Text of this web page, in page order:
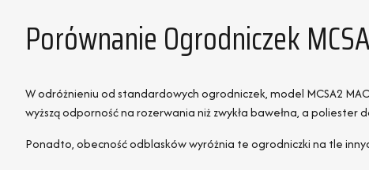
Porównanie Ogrodniczek
W odróżnieniu od standardowych ogrodniczek, model MCSA2
wyższą odporność na rozerwania niż zwykła bawełna, a poliester
Ponadto, obecność odblasków wyróżnia te ogrodniczki na tle